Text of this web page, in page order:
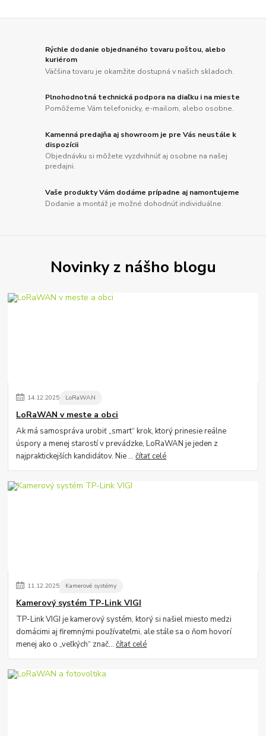
Rýchle dodanie objednaného tovaru poštou, alebo
kuriérom
Väčšina tovaru je okamžite dostupná v našich skladoch.
Plnohodnotná technická podpora na diaľku i na mieste
Pomôžeme Vám telefonicky, e-mailom, alebo osobne.
Kamenná predajňa aj showroom je pre Vás neustále k
dispozícii
Objednávku si môžete vyzdvihnúť aj osobne na našej
predajni.
Vaše produkty Vám dodáme prípadne aj namontujeme
Dodanie a montáž je možné dohodnúť individuálne.
Novinky z nášho blogu
14.12.2025 LoRaWAN
LoRaWAN v meste a obci
Ak má samospráva urobiť „smart“ krok, ktorý prinesie reálne
úspory a menej starostí v prevádzke, LoRaWAN je jeden z
najpraktickejších kandidátov. Nie ...čítať celé
11.12.2025 Kamerové systémy
Kamerový systém TP-Link VIGI
TP-Link VIGI je kamerový systém, ktorý si našiel miesto medzi
domácimi aj firemnými používateľmi, ale stále sa o ňom hovorí
menej ako o „veľkých“ znač...čítať celé